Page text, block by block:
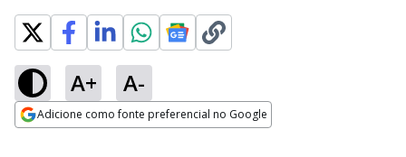
A+ A-
Adicione como fonte preferencial no Google